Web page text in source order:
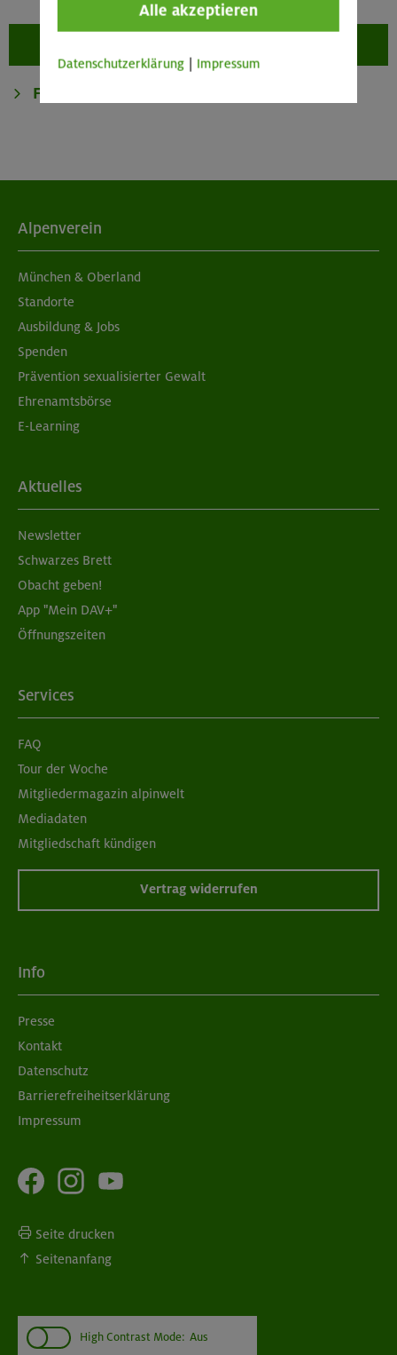
Alpenverein
München & Oberland
Standorte
Ausbildung & Jobs
Spenden
Prävention sexualisierter Gewalt
Ehrenamtsbörse
E-Learning
Aktuelles
Newsletter
Schwarzes Brett
Obacht geben!
App "Mein DAV+"
Öffnungszeiten
Services
FAQ
Tour der Woche
Mitgliedermagazin alpinwelt
Mediadaten
Mitgliedschaft kündigen
Vertrag widerrufen
Info
Presse
Kontakt
Datenschutz
Barrierefreiheitserklärung
Impressum
Seite drucken
Seitenanfang
High Contrast Mode: Aus
Alle akzeptieren
Datenschutzerklärung Impressum